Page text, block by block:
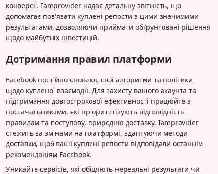
конверсії. Iamprovider надає детальну звітність, що
допомагає пов'язати куплені репости з цими значимими
результатами, дозволяючи приймати обґрунтовані рішення
щодо майбутніх інвестицій.
Дотримання правил платформи
Facebook постійно оновлює свої алгоритми та політики
щодо купленої взаємодії. Для захисту вашого акаунта та
підтримання довгострокової ефективності працюйте з
постачальниками, які пріоритетізують відповідність
правилам та поступову, природню доставку. Iamprovider
стежить за змінами на платформі, адаптуючи методи
доставки, щоб ваші куплені репости відповідали останнім
рекомендаціям Facebook.
Уникайте сервісів, які обіцяють нереальні результати чи